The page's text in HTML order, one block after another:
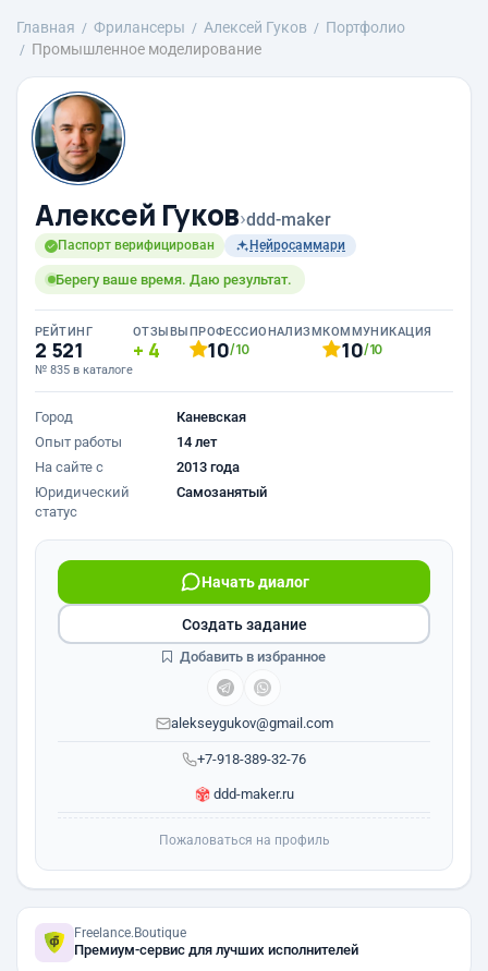
Главная Фрилансеры Алексей Гуков
Портфолио
Промышленное моделирование
Алексей Гуков›ddd-maker
Паспорт верифицирован Нейросаммари
Берегу ваше время. Даю результат.
РЕЙТИНГ
2 521
№ 835 в каталоге
ОТЗЫВЫ
4
ПРОФЕССИОНАЛИЗМ
10/10
КОММУНИКАЦИЯ
10/10
Город
Каневская
Опыт работы
14 лет
На сайте с
2013 года
Юридический
статус
Самозанятый
+7-918-389-32-76
Начать диалог
alekseygukov@gmail.com
ddd-maker.ru
Создать задание
Добавить в избранное
Пожаловаться на профиль
Freelance.Boutique
Премиум-сервис для лучших исполнителей